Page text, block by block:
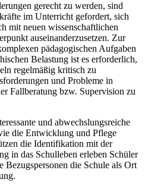
gerecht zu werden, sind
im Unterricht gefordert, sich
mit neuen wissenschaftlichen
auseinanderzusetzen. Zur
pädagogischen Aufgaben
Belastung ist es erforderlich,
regelmäßig kritisch zu
und Probleme in
Fallberatung bzw. Supervision zu
und abwechslungsreiche
die Entwicklung und Pflege
die Identifikation mit der
in das Schulleben erleben Schüler
Bezugspersonen die Schule als Ort